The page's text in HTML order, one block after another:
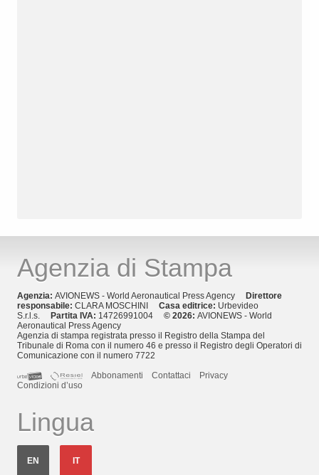
Agenzia di Stampa
Agenzia: AVIONEWS - World Aeronautical Press Agency
Direttore
responsabile: CLARA MOSCHINI Casa editrice: Urbevideo
S.r.l.s.
Partita IVA: 14726991004 © 2026: AVIONEWS - World
Aeronautical Press Agency
Agenzia di stampa registrata presso il Registro della Stampa del
Tribunale di Roma con il numero 46 e presso il Registro degli Operatori di
Comunicazione con il numero 7722
Abbonamenti
Contattaci
Privacy
Condizioni d’uso
Lingua
EN IT